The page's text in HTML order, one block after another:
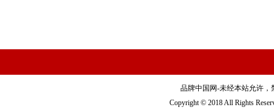
品牌中国网-未经本站允许，
Copyright © 2018 All Rights